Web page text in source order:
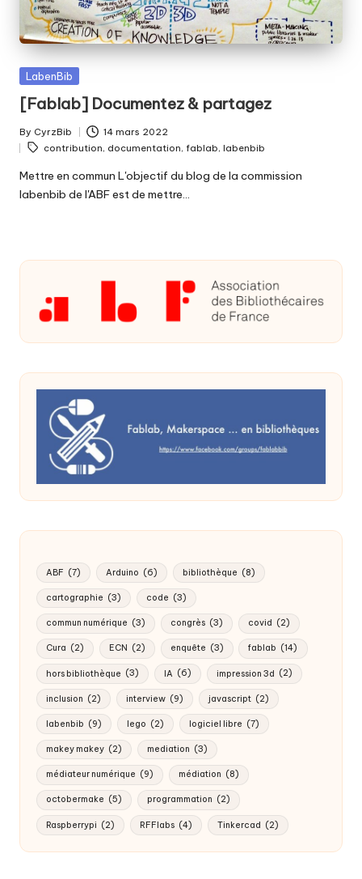
b
i
b
fabriquer
ensemble
?
Posted
LabenBib
[Fablab] Documentez & partagez
Posted
by
By CyrzBib 14 mars 2022
Tags:
contribution, documentation, fablab, labenbib
Mettre en commun L'objectif du blog de la commission
labenbib de l'ABF est de mettre…
ABF (7) Arduino (6) bibliothèque (8)
cartographie (3) code (3)
commun numérique (3) congrès (3) covid (2)
Cura (2) ECN (2) enquête (3) fablab (14)
hors bibliothèque (3) IA (6) impression 3d (2)
inclusion (2) interview (9) javascript (2)
labenbib (9) lego (2) logiciel libre (7)
makey makey (2) mediation (3)
médiateur numérique (9) médiation (8)
octobermake (5) programmation (2)
Raspberrypi (2) RFFlabs (4) Tinkercad (2)